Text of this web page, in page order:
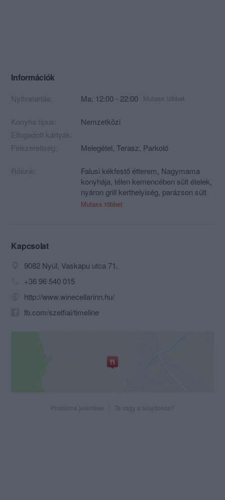
Információk
Nyitvatartás: Ma: 12:00 - 22:00 Mutass többet
Konyha típus:
Nemzetközi
Elfogadott kártyák:
Felszereltség:
Melegétel, Terasz, Parkoló
Rólunk:
Falusi kékfestő étterem, Nagymama
konyhája, télen kemencében sült ételek,
nyáron grill kerthelyiség, parázson sült
ételekkel, borpince válogatott borokkal,
állófogadások, reprezentatív
Mutass többet
Kapcsolat
9082 Nyúl, Vaskapu utca 71.
+36 96 540 015
http://www.winecellarinn.hu/
fb.com/szelfiai/timeline
Probléma jelentése Te vagy a tulajdonos?